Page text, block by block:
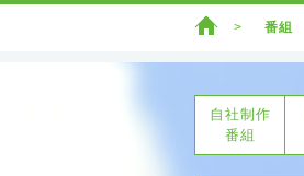
ホーム 番組
自社制作
番組